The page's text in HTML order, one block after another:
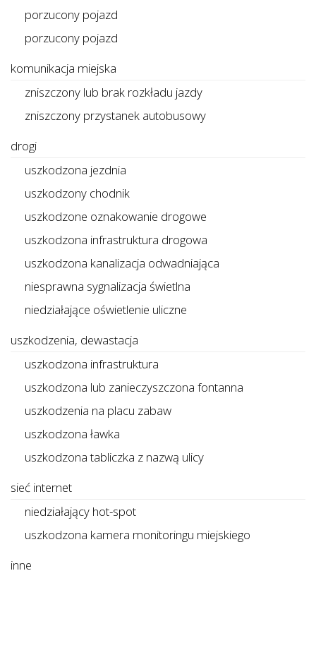
porzucony pojazd
porzucony pojazd
komunikacja miejska
zniszczony lub brak rozkładu jazdy
zniszczony przystanek autobusowy
drogi
uszkodzona jezdnia
uszkodzony chodnik
uszkodzone oznakowanie drogowe
uszkodzona infrastruktura drogowa
uszkodzona kanalizacja odwadniająca
niesprawna sygnalizacja świetlna
niedziałające oświetlenie uliczne
uszkodzenia, dewastacja
uszkodzona infrastruktura
uszkodzona lub zanieczyszczona fontanna
uszkodzenia na placu zabaw
uszkodzona ławka
uszkodzona tabliczka z nazwą ulicy
sieć internet
niedziałający hot-spot
uszkodzona kamera monitoringu miejskiego
inne